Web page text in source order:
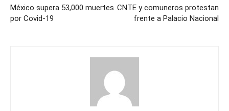
México supera 53,000 muertes
por Covid-19
CNTE y comuneros protestan
frente a Palacio Nacional